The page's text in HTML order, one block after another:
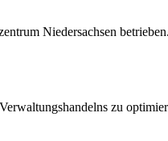
Niedersachsen betrieben.
zu